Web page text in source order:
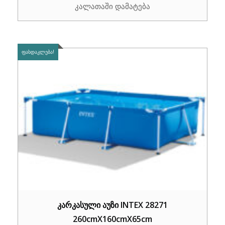
was:
is:
კალათაში დამატება
ᲤᲐᲡᲓᲐᲙᲚᲔᲑᲐ!
კარკასული აუზი INTEX 28271
260cmX160cmX65cm